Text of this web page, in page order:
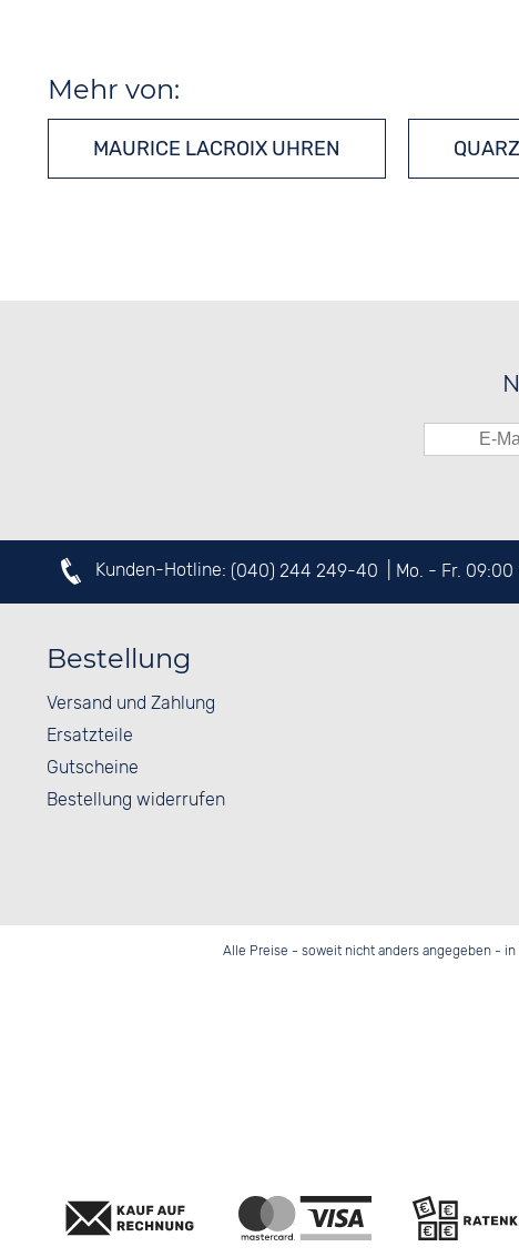
Mehr von:
MAURICE LACROIX UHREN
Kunden-Hotline: (040) 244 249-40 | Mo. - Fr. 09:00
Bestellung
Versand und Zahlung
Ersatzteile
Gutscheine
Bestellung widerrufen
Alle Preise - soweit nicht anders angegeben -